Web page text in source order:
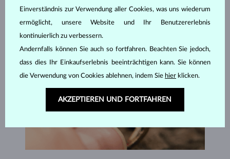
Einverständnis zur Verwendung aller Cookies, was uns wiederum
ermöglicht, unsere Website und Ihr Benutzererlebnis
kontinuierlich zu verbessern.
Andernfalls können Sie auch so fortfahren. Beachten Sie jedoch,
dass dies Ihr Einkaufserlebnis beeinträchtigen kann. Sie können
die Verwendung von Cookies ablehnen, indem Sie hier klicken.
AKZEPTIEREN UND FORTFAHREN